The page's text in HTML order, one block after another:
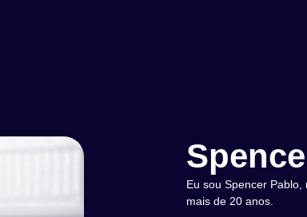
Eu sou Spencer
mais de 20 anos.